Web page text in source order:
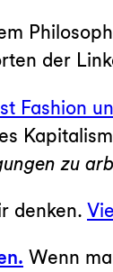
der
Fashion
zu
denken.
Wenn